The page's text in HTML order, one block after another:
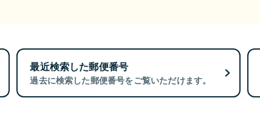
最近検索した郵便番号
過去に検索した郵便番号をご覧いただけます。